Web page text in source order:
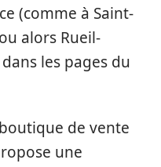
(comme à Saint-
alors Rueil-
les pages du
de vente
une